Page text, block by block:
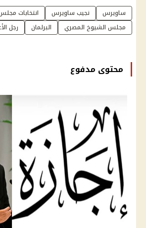
ساويرس نجيب ساويرس
انتخابات
مجلس الشيوخ المصري
البرلمان رجل
محتوى مدفوع